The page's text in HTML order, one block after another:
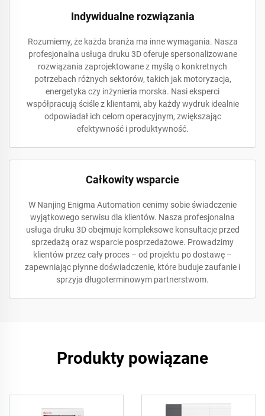
Indywidualne rozwiązania
Rozumiemy, że każda branża ma inne wymagania. Nasza
profesjonalna usługa druku 3D oferuje spersonalizowane
rozwiązania zaprojektowane z myślą o konkretnych
potrzebach różnych sektorów, takich jak motoryzacja,
energetyka czy inżynieria morska. Nasi eksperci
współpracują ściśle z klientami, aby każdy wydruk idealnie
odpowiadał ich celom operacyjnym, zwiększając
efektywność i produktywność.
Całkowity wsparcie
W Nanjing Enigma Automation cenimy sobie świadczenie
wyjątkowego serwisu dla klientów. Nasza profesjonalna
usługa druku 3D obejmuje kompleksowe konsultacje przed
sprzedażą oraz wsparcie posprzedażowe. Prowadzimy
klientów przez cały proces – od projektu po dostawę –
zapewniając płynne doświadczenie, które buduje zaufanie i
sprzyja długoterminowym partnerstwom.
Produkty powiązane